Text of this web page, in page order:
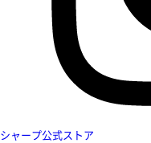
シャープ公式ストア